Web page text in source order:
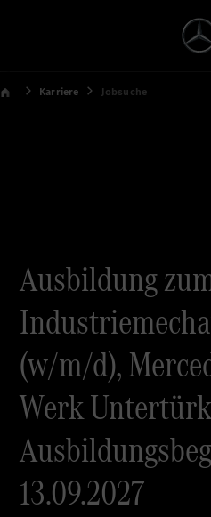
Karriere Jobsuche
Ausbildung
(w/m/d),
Werk
13.09.2027